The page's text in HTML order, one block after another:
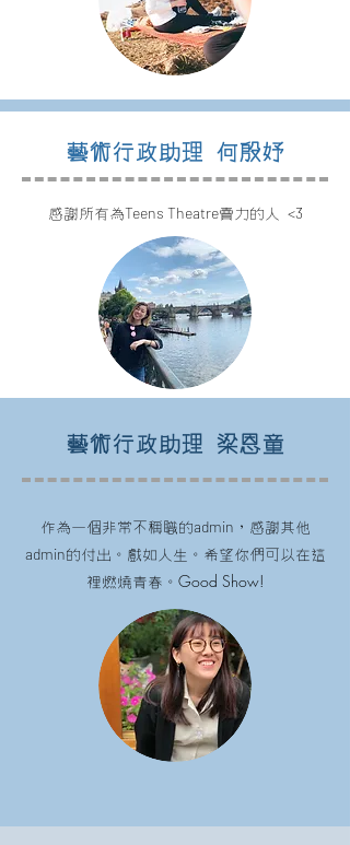
藝術行政助理 何殷妤
感謝所有為Teens Theatre賣力的人 <3
藝術行政助理 梁恩童
作為一個非常不稱職的admin ，感謝其他
admin的付出。戲如人生。希望你們可以在這
裡燃燒青春。 Good Show!